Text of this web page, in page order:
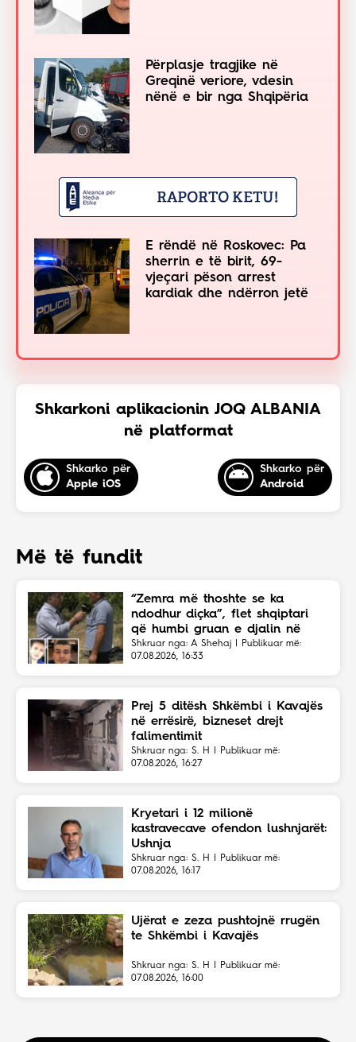
Përplasje tragjike në
Greqinë veriore, vdesin
nënë e bir nga Shqipëria
E rëndë në Roskovec: Pa
sherrin e të birit, 69-
vjeçari pëson arrest
kardiak dhe ndërron jetë
Shkarkoni aplikacionin JOQ ALBANIA
në platformat
Shkarko për
Apple iOS
Shkarko për
Android
Më të fundit
“Zemra më thoshte se ka
ndodhur diçka”, flet shqiptari
që humbi gruan e djalin në
aksident
Shkruar nga: A Shehaj | Publikuar më:
07.08.2026, 16:33
Prej 5 ditësh Shkëmbi i Kavajës
në errësirë, bizneset drejt
falimentimit
Shkruar nga: S. H | Publikuar më:
07.08.2026, 16:27
Kryetari i 12 milionë
kastravecave ofendon lushnjarët:
Ushnja
Shkruar nga: S. H | Publikuar më:
07.08.2026, 16:17
Ujërat e zeza pushtojnë rrugën
te Shkëmbi i Kavajës
Shkruar nga: S. H | Publikuar më:
07.08.2026, 16:00